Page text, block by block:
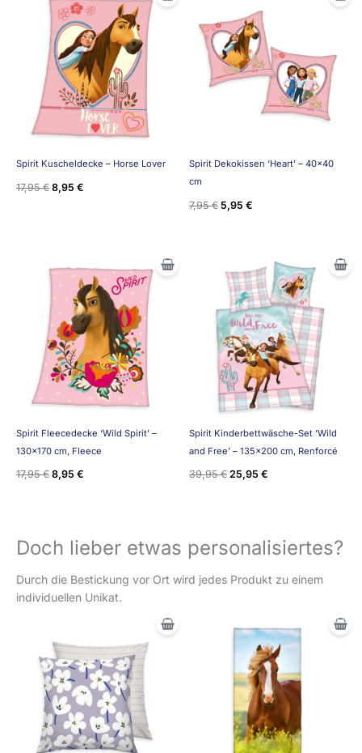
Spirit Kuscheldecke – Horse Lover
17,95€
Preis
war:
17,95 €
8,95 €
Preis
ist:
8,95 €.
Spirit Dekokissen ‘Heart’ – 40×40
cm
7,95€
war:
7,95 €
5,95 €
ist:
5,95 €.
Spirit Fleecedecke ‘Wild Spirit’ –
130×170 cm, Fleece
17,95€
Preis
war:
17,95 €
8,95 €
Preis
ist:
8,95 €.
Spirit Kinderbettwäsche-Set ‘Wild
and Free’ – 135×200 cm, Renforcé
39,95€
Ursprünglicher
Preis
war:
39,95 €
25,95 €
Aktueller
Preis
ist:
25,95 €.
Doch lieber etwas personalisiertes?
Durch die Bestickung vor Ort wird jedes Produkt zu einem
individuellen Unikat.